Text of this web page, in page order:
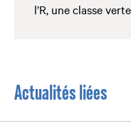
l’R, une classe
Actualités liées